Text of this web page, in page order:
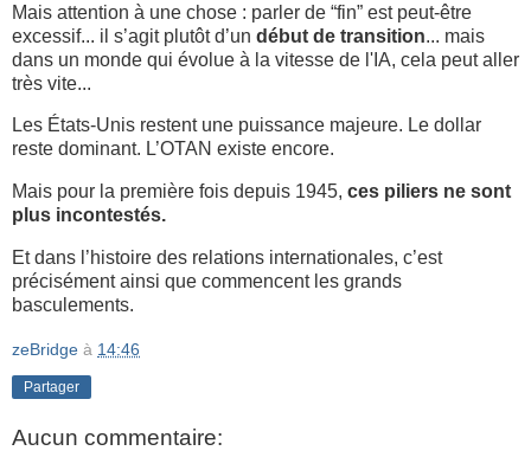
Mais attention à une chose : parler de “fin” est peut-être
excessif... il s’agit plutôt d’un début de transition... mais
dans un monde qui évolue à la vitesse de l'IA, cela peut aller
très vite...
Les États-Unis restent une puissance majeure. Le dollar
reste dominant. L’OTAN existe encore.
Mais pour la première fois depuis 1945, ces piliers ne sont
plus incontestés.
Et dans l’histoire des relations internationales, c’est
précisément ainsi que commencent les grands
basculements.
zeBridge à 14:46
Partager
Aucun commentaire: